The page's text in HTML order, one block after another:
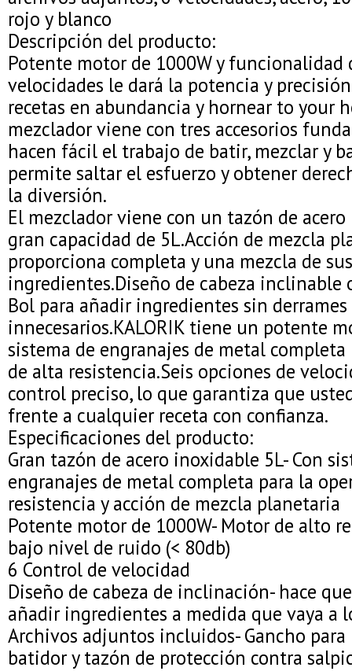
rojo y blanco
Descripción del producto:
Potente motor de 1000W y funcionalidad
velocidades le dará la potencia y
recetas en abundancia y hornear to your
mezclador viene con tres accesorios
hacen fácil el trabajo de batir, mezclar y
permite saltar el esfuerzo y obtener
la diversión.
El mezclador viene con un tazón de
gran capacidad de 5L.Acción de mezcla
proporciona completa y una mezcla de sus
ingredientes.Diseño de cabeza inclinable
Bol para añadir ingredientes sin derrames
innecesarios.KALORIK tiene un potente
sistema de engranajes de metal
de alta resistencia.Seis opciones de
control preciso, lo que garantiza que
frente a cualquier receta con confianza.
Especificaciones del producto:
Gran tazón de acero inoxidable 5L- Con
engranajes de metal completa para la
resistencia y acción de mezcla planetaria
Potente motor de 1000W- Motor de alto
bajo nivel de ruido (< 80db)
6 Control de velocidad
Diseño de cabeza de inclinación- hace
añadir ingredientes a medida que vaya a
Archivos adjuntos incluidos- Gancho para
batidor y tazón de protección contra